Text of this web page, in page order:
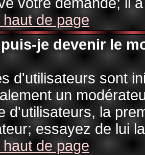
de page
je devenir le
d'utilisateurs sont
un
d'utilisateurs, la
essayez de lui
de page